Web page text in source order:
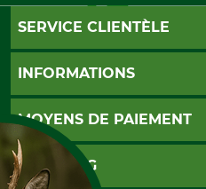
SERVICE CLIENTÈLE
Foire aux questions
Garantie / Devis
Paramètres des cookies
INFORMATIONS
CGV
Livraison
Conditions d'annulation
Formulaire de rétraction
MOYENS DE PAIEMENT
PayPal
Carte de crédit
GRUBE KG